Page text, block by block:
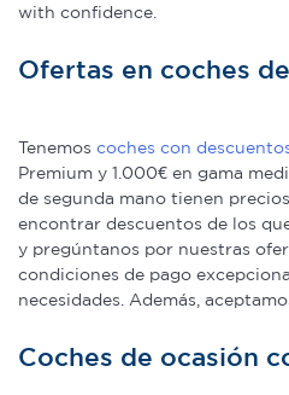
with confidence.
Ofertas en coches
Tenemos coches con
Premium y 1.000€ en gama
de segunda mano tienen
encontrar descuentos de los
y pregúntanos por nuestras
condiciones de pago
necesidades. Además,
Coches de ocasión